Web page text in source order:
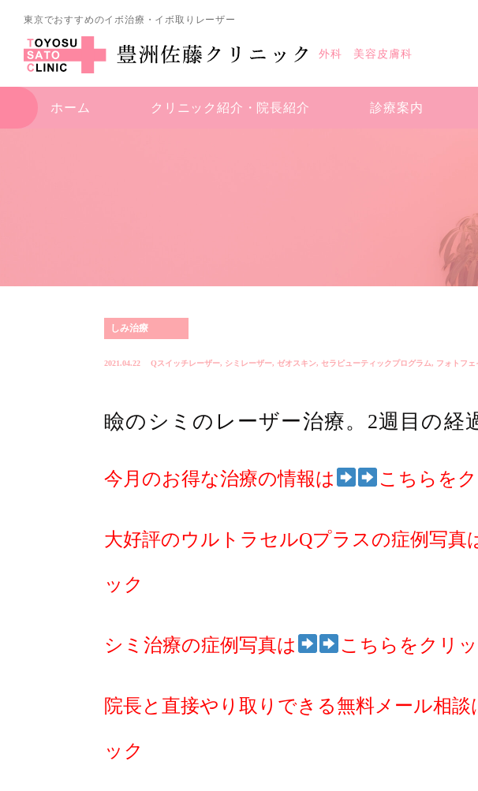
東京でおすすめのイボ治療・イボ取りレーザー
外科 美容皮膚科
ホーム クリニック紹介・ 院長紹介 診療案内
しみ治療
2021.04.22 Qスイッチレーザー, シミレーザー, ゼオスキン, セラピューティックプログラム, フォトフェ
瞼のシミのレーザー治療。2週目の経
今月のお得な治療の情報は こちらを
大好評のウルトラセルQプラスの症例写真
ック
シミ治療の症例写真は こちらをクリ
院長と直接やり取りできる無料メール相談
ック